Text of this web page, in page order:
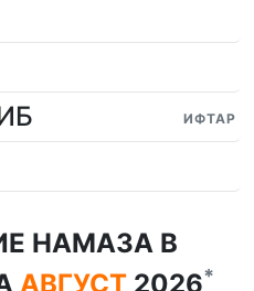
ИФТАР
НАМАЗА В
АВГУСТ 2026*